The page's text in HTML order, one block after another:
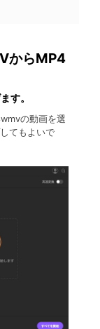
からMP4
す。
の動画を選
てもよいで